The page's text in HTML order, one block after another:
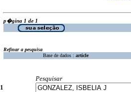
p�gina 1 de 1
Refinar a pesquisa
Base de dados : article
Pesquisar
1